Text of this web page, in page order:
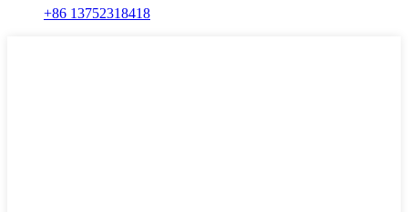
+86 13752318418